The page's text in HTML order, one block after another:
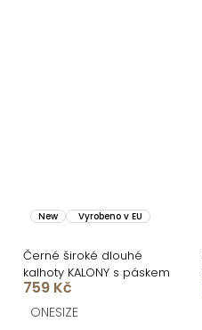
New Vyrobeno v EU
Černé široké dlouhé
kalhoty KALONY s páskem
759 Kč
ONESIZE